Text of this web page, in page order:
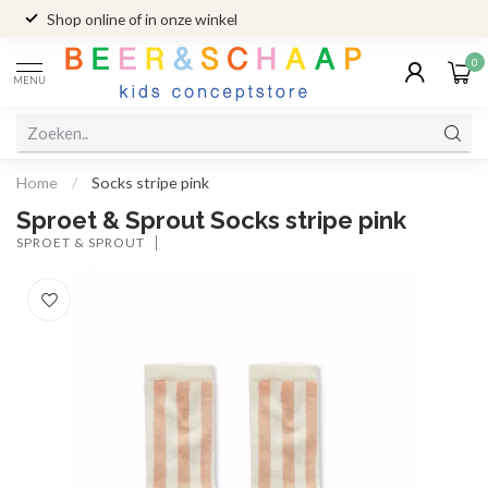
Shop online of in onze winkel
MENU
0
Home / Socks stripe pink
Sproet & Sprout Socks stripe pink
SPROET & SPROUT